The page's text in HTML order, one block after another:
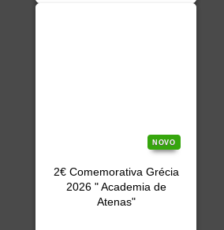
NOVO
2€ Comemorativa Grécia
2026 " Academia de
Atenas"